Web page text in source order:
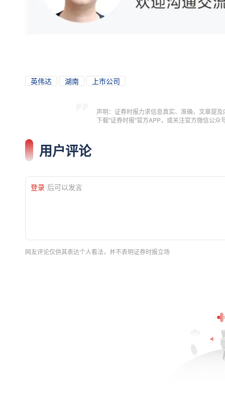
英伟达 湖南 上市公司
声明：证券时报力求信息真实、准确，文章提
下载"证券时报"官方APP，或关注官方微信公
用户评论
登录 后可以发言
网友评论仅供其表达个人看法，并不表明证券时报立场